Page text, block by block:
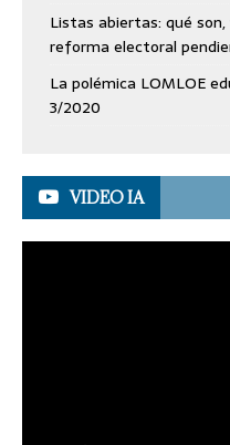
Listas abiertas: qué
reforma electoral
La polémica LOMLOE
3/2020
VIDEO IA